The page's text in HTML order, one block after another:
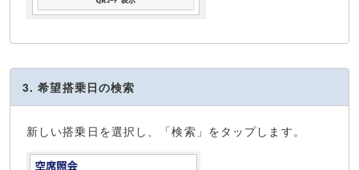
3. 希望搭乗日の検索
新しい搭乗日を選択し、「検索」をタップします。